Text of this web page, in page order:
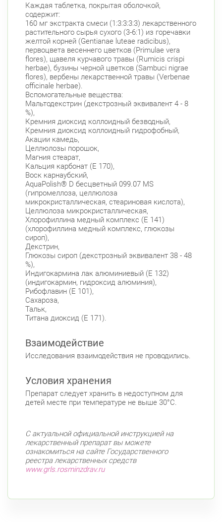
Каждая таблетка, покрытая оболочкой,
содержит:
160 мг экстракта смеси (1:3:3:3:3) лекарственного
растительного сырья сухого (3-6:1) из горечавки
желтой корней (Gentianae lutеaе radicibus),
первоцвета весеннего цветков (Primulae vera
flores), щавеля курчавого травы (Rumicis crispi
herbae), бузины черной цветков (Sambuci nigrae
flores), вербены лекарственной травы (Verbenae
officinale herbae).
Вспомогательные вещества:
Мальтодекстрин (декстрозный эквивалент 4 - 8
%),
Кремния диоксид коллоидный безводный,
Кремния диоксид коллоидный гидрофобный,
Акации камедь,
Целлюлозы порошок,
Магния стеарат,
Кальция карбонат (E 170),
Воск карнаубский,
AquaPolish® D бесцветный 099.07 MS
(гипромеллоза, целлюлоза
микрокристаллическая, стеариновая кислота),
Целлюлоза микрокристаллическая,
Хлорофиллина медный комплекс (E 141)
(хлорофиллина медный комплекс, глюкозы
сироп),
Декстрин,
Глюкозы сироп (декстрозный эквивалент 38 - 48
%),
Индигокармина лак алюминиевый (Е 132)
(индигокармин, гидроксид алюминия),
Рибофлавин (Е 101),
Сахароза,
Тальк,
Титана диоксид (E 171).
Взаимодействие
Исследования взаимодействия не проводились.
Условия хранения
Препарат следует хранить в недоступном для
детей месте при температуре не выше 30°C.
С актуальной официальной инструкцией на
лекарственный препарат вы можете
ознакомиться на сайте Государственного
реестра лекарственных средств
www.grls.rosminzdrav.ru